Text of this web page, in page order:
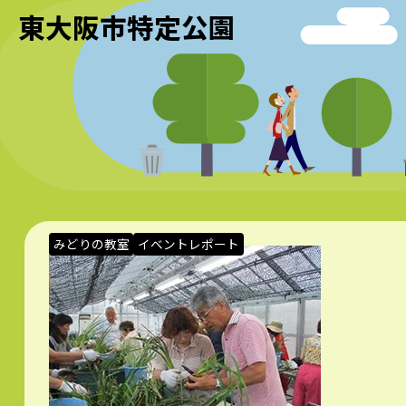
東大阪市特定公園
みどりの教室 イベントレポート